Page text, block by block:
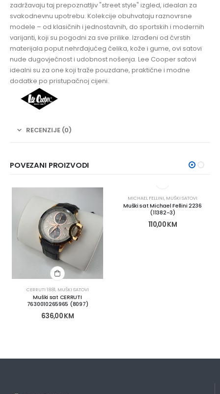
zadržavaju taj prepoznatljiv "street style" izgled, idealan za
svakodnevnu upotrebu. Kolekcije obuhvataju raznovrsne
modele – od klasičnih i jednostavnih, do sportskih i modernih
varijanti, koji su pogodni za sve prilike. Izrađeni od čvrstih
materijala poput nehrđajućeg čelika, kože i gume, ovi satovi
nude dugovječnost i udobnost nošenja. Lee Cooper satovi
idealni su za one koji traže pouzdane, praktične i modne
dodatke po pristupačnoj cijeni.
RECENZIJE (0)
POVEZANI PROIZVODI
CERRUTI 1881, MUŠKI SATOVI
Muški sat CERRUTI
7630010265965 (8097)
636,00KM
MICHAEL FELLINI, MUŠKI SATOVI
Muški sat Michael Fellini 2236
(11382-3)
110,00KM